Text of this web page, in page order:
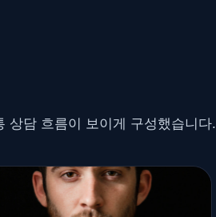
상담 흐름이 보이게 구성했습니다.